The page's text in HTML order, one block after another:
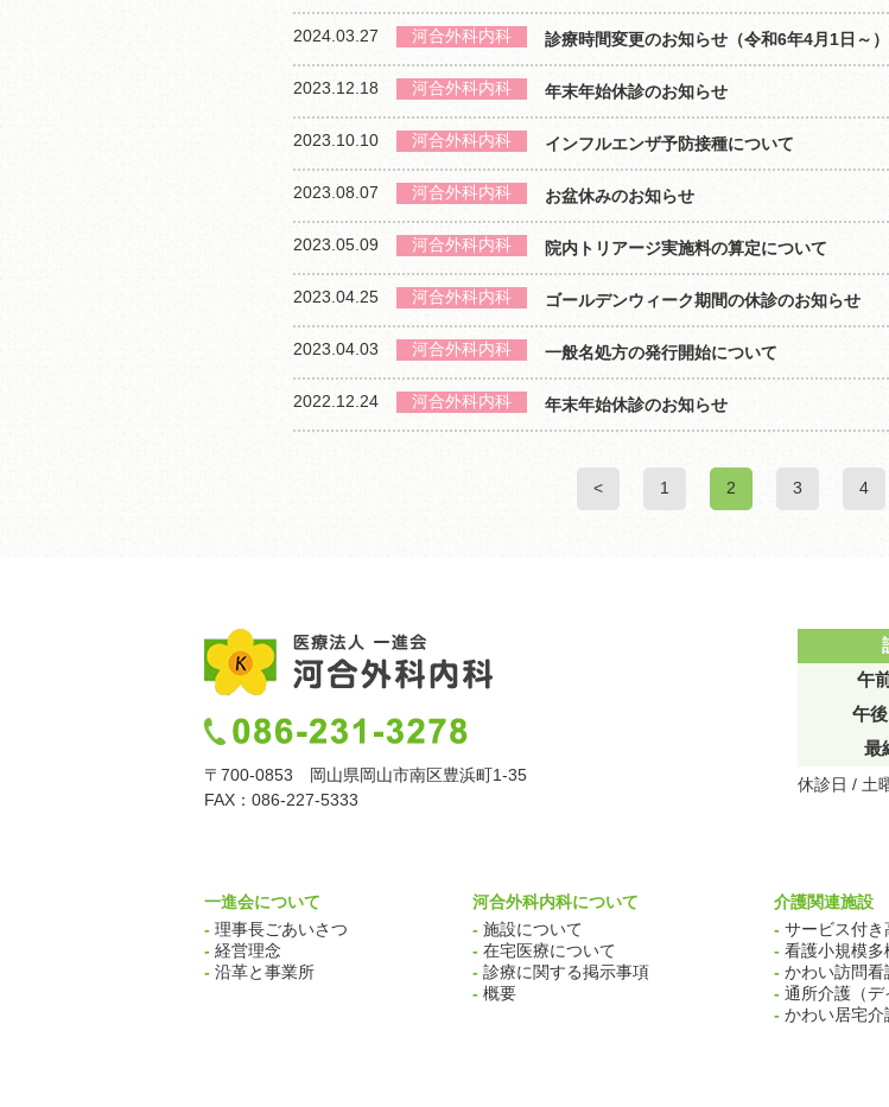
2024.03.27 河合外科内科 診療時間変更のお知らせ（令和6年4月1日～）
2023.12.18 河合外科内科 年末年始休診のお知らせ
2023.10.10 河合外科内科 インフルエンザ予防接種について
2023.08.07 河合外科内科 お盆休みのお知らせ
2023.05.09 河合外科内科 院内トリアージ実施料の算定について
2023.04.25 河合外科内科 ゴールデンウィーク期間の休診のお知らせ
2023.04.03 河合外科内科 一般名処方の発行開始について
2022.12.24 河合外科内科 年末年始休診のお知らせ
< 1 2 3 4
〒700-0853 岡山県岡山市南区豊浜町1-35
FAX：086-227-5333
午
午
最
休診日 / 土
一進会について
- 理事長ごあいさつ
- 経営理念
- 沿革と事業所
河合外科内科について
- 施設について
- 在宅医療について
- 診療に関する掲示事項
- 概要
介護関連施設
- サービス付
- 看護小規模
- かわい訪問看
- 通所介護（
- かわい居宅